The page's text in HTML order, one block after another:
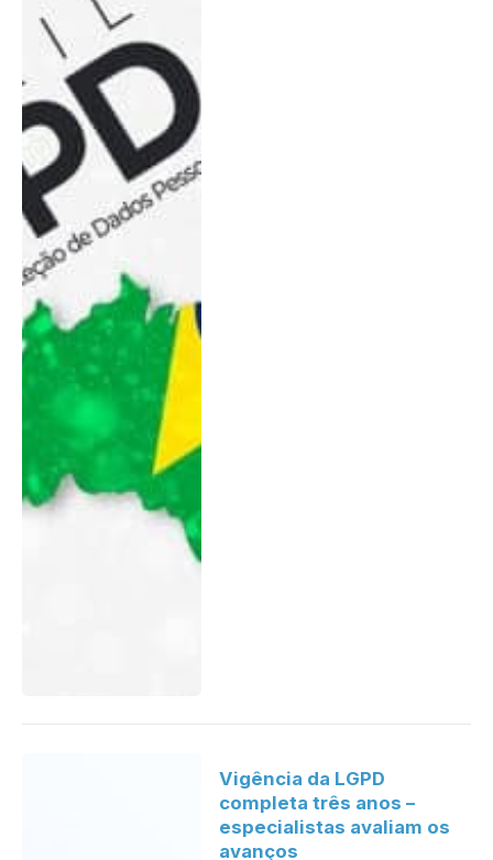
Vigência da LGPD
completa três anos –
especialistas avaliam os
avanços